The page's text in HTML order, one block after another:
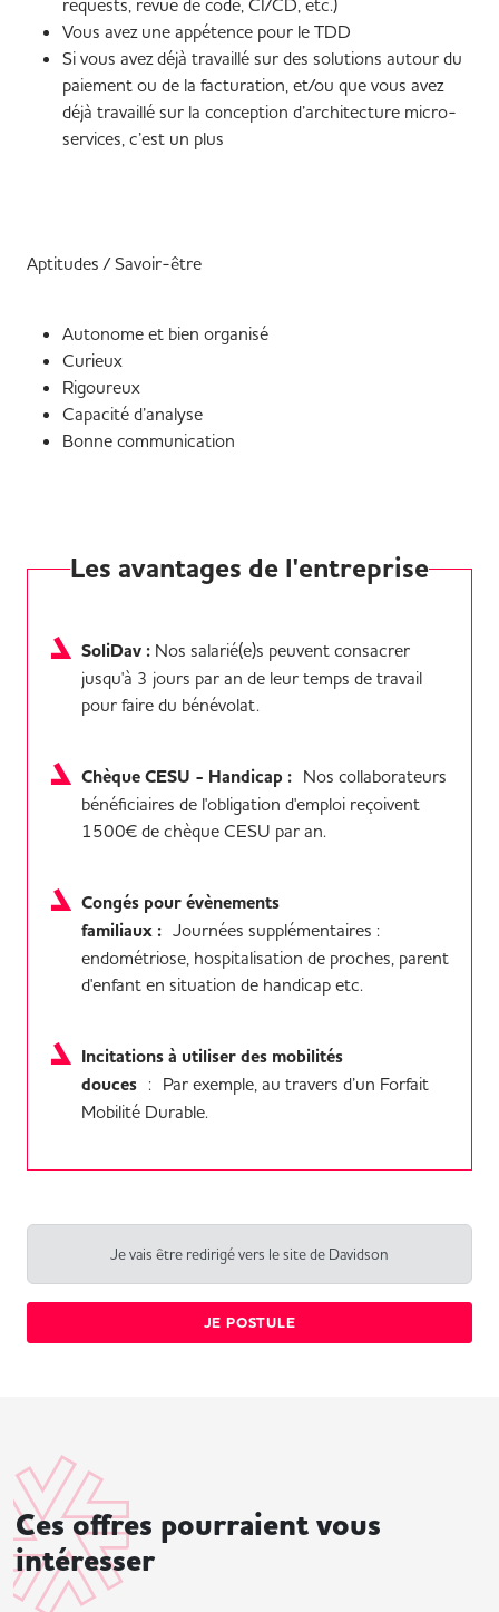
requests, revue de code, CI/CD, etc.)
Vous avez une appétence pour le TDD
Si vous avez déjà travaillé sur des solutions autour du
paiement ou de la facturation, et/ou que vous avez
déjà travaillé sur la conception d’architecture micro-
services, c’est un plus
Aptitudes / Savoir-être
Autonome et bien organisé
Curieux
Rigoureux
Capacité d’analyse
Bonne communication
Les avantages de l'entreprise
SoliDav : Nos salarié(e)s peuvent consacrer
jusqu'à 3 jours par an de leur temps de travail
pour faire du bénévolat.
Chèque CESU - Handicap : Nos collaborateurs
bénéficiaires de l'obligation d'emploi reçoivent
1500€ de chèque CESU par an.
Congés pour évènements
familiaux : Journées supplémentaires :
endométriose, hospitalisation de proches, parent
d'enfant en situation de handicap etc.
Incitations à utiliser des mobilités
douces : Par exemple, au travers d’un Forfait
Mobilité Durable.
Je vais être redirigé vers le site de Davidson
JE POSTULE
Ces offres pourraient vous
intéresser